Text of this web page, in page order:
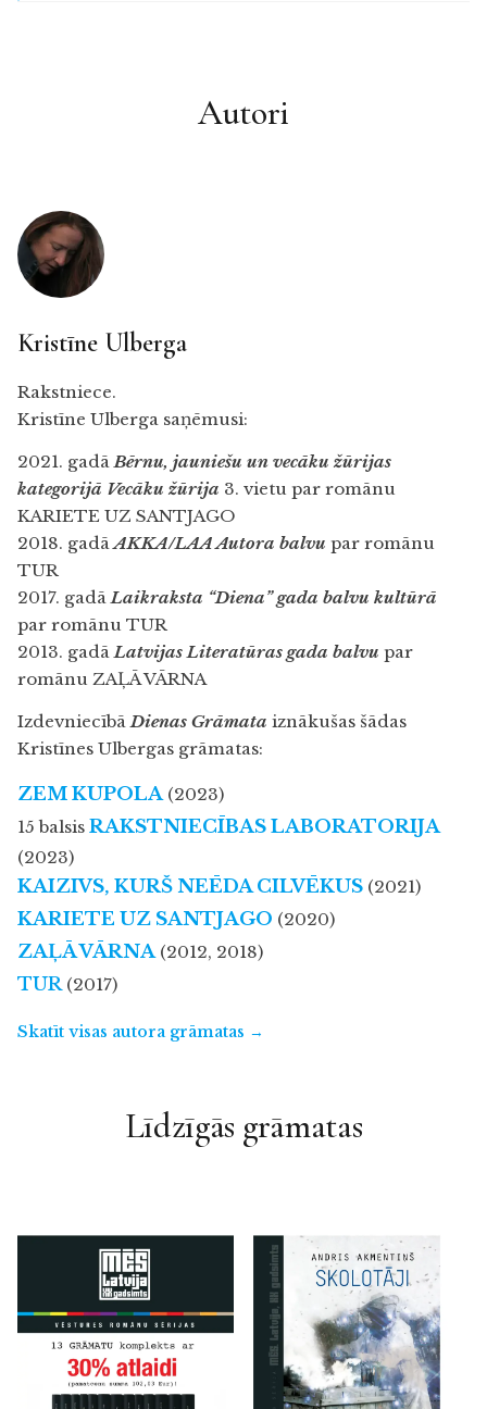
Autori
Kristīne Ulberga
Rakstniece.
Kristīne Ulberga saņēmusi:
2021. gadāBērnu, jauniešu un vecāku žūrijas
kategorijā Vecāku žūrija 3. vietu par romānu
KARIETE UZ SANTJAGO
2018. gadāAKKA/LAA Autora balvu par romānu
TUR
2017. gadāLaikraksta “Diena” gada balvu kultūrā
par romānu TUR
2013. gadāLatvijas Literatūras gada balvu par
romānu ZAĻĀ VĀRNA
IzdevniecībāDienas Grāmata iznākušas šādas
Kristīnes Ulbergas grāmatas:
ZEM KUPOLA(2023)
15 balsis RAKSTNIECĪBAS LABORATORIJA
(2023)
KAIZIVS, KURŠ NEĒDA CILVĒKUS (2021)
KARIETE UZ SANTJAGO (2020)
ZAĻĀ VĀRNA(2012, 2018)
TUR (2017)
Skatīt visas autora grāmatas →
Līdzīgās grāmatas